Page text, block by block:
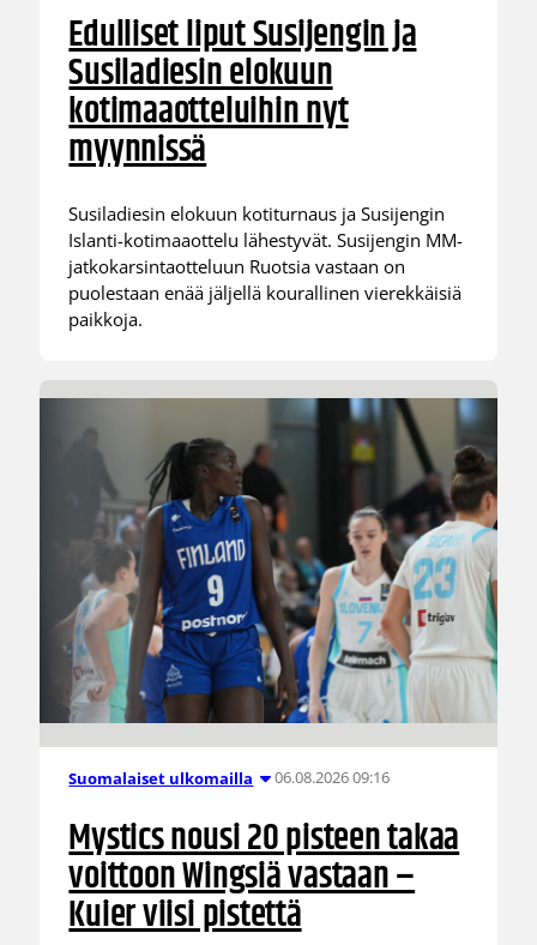
Edulliset liput Susijengin ja
Susiladiesin elokuun
kotimaaotteluihin nyt
myynnissä
Susiladiesin elokuun kotiturnaus ja Susijengin
Islanti-kotimaaottelu lähestyvät. Susijengin MM-
jatkokarsintaotteluun Ruotsia vastaan on
puolestaan enää jäljellä kourallinen vierekkäisiä
paikkoja.
Suomalaiset ulkomailla 06.08.2026 09:16
Mystics nousi 20 pisteen takaa
voittoon Wingsiä vastaan –
Kuier viisi pistettä